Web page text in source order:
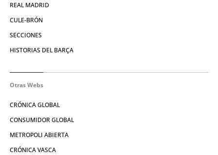
REAL MADRID
CULE-BRÓN
SECCIONES
HISTORIAS DEL BARÇA
Otras Webs
CRÓNICA GLOBAL
CONSUMIDOR GLOBAL
METROPOLI ABIERTA
CRÓNICA VASCA